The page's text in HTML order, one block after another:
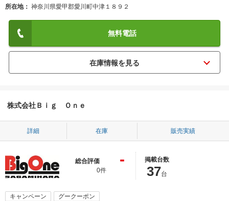
所在地
神奈川県愛甲郡愛川町中津１８９２
無料電話
株式会社Ｂｉｇ Ｏｎｅ
詳細 在庫 販売実績
総合評価 -
0件
掲載台数
37台
キャンペーン グークーポン